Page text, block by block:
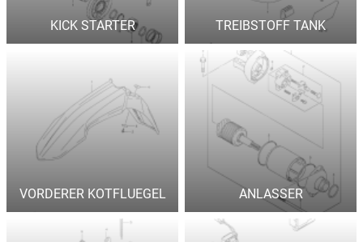
KICK STARTER TREIBSTOFF TANK
VORDERER KOTFLUEGEL ANLASSER